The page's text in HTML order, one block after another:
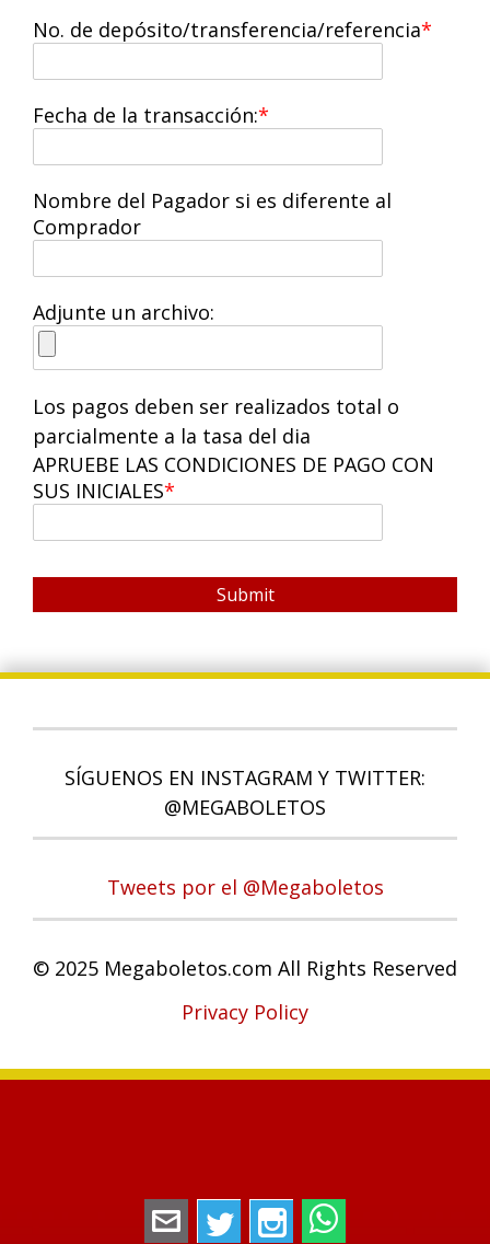
No. de depósito/transferencia/referencia
Fecha de la transacción:
Nombre del Pagador si es diferente al
Comprador
Adjunte un archivo:
Los pagos deben ser realizados total o
parcialmente a la tasa del dia
APRUEBE LAS CONDICIONES DE PAGO CON
SUS INICIALES
Submit
SÍGUENOS EN INSTAGRAM Y TWITTER:
@MEGABOLETOS
Tweets por el @Megaboletos
© 2025 Megaboletos.com All Rights Reserved
Privacy Policy
megaboletos@gmail.com
TwitterInstagram